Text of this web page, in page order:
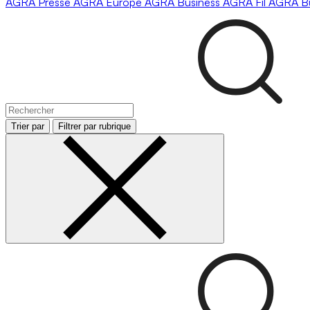
Trier par Filtrer par rubrique